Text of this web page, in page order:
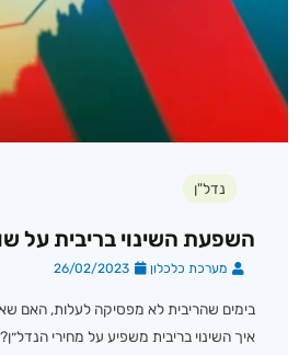
נדל"ן
השפעת השינוי בריבית על
מערכת כלכלון
בימים שהריבית לא מפסיקה לעלות, האם
איך השינוי בריבית משפיע על מחירי הנדל״ן?